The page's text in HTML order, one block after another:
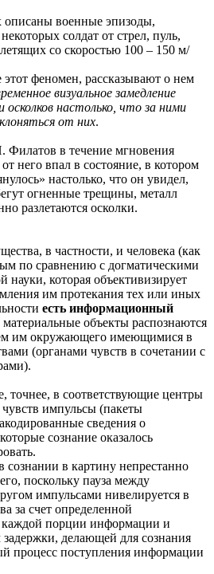
описаны военные эпизоды,
солдат от стрел, пуль,
со скоростью 100 – 150 м/
феномен, рассказывают о нем
визуальное замедление
осколков настолько, что за ними
от них.
Филатов в течение мгновения
него впал в состояние, в котором
настолько, что он увидел,
огненные трещины, металл
разлетаются осколки.
в частности, и человека (как
по сравнению с догматическими
науки, которая объективизирует
им протекания тех или иных
есть информационный
материальные объекты распознаются
им окружающего имеющимися в
(органами чувств в сочетании с
точнее, в соответствующие центры
чувств импульсы (пакеты
сведения о
сознание оказалось
в картину непрестанно
поскольку пауза между
импульсами нивелируется в
за счет определенной
каждой порции информации и
делающей для сознания
процесс поступления информации